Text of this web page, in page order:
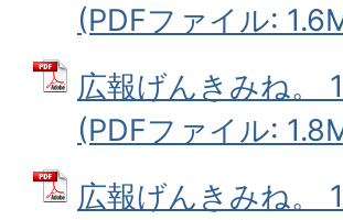
(PDFファイル:
広報げんきみね。
(PDFファイル:
広報げんきみね。